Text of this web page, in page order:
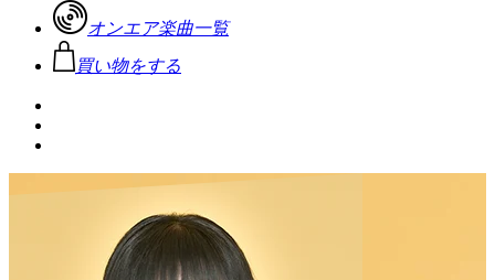
オンエア楽曲一覧
買い物をする